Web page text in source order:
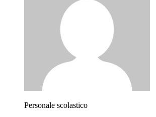
Personale scolastico